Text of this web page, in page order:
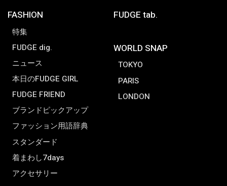
FASHION
特集
FUDGE dig.
ニュース
本日のFUDGE GIRL
FUDGE FRIEND
ブランドピックアップ
ファッション用語辞典
スタンダード
着まわし7days
アクセサリー
FUDGE tab.
WORLD SNAP
TOKYO
PARIS
LONDON